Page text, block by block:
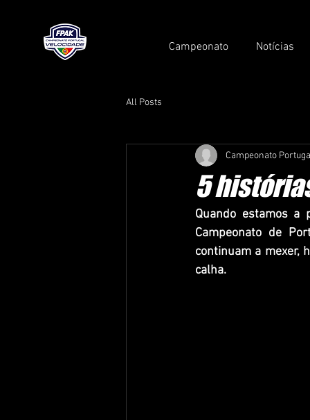
Campeonato Notícias
All Posts
5
Campeonato
Quando estamos a
Campeonato de
continuam a mexer,
calha.